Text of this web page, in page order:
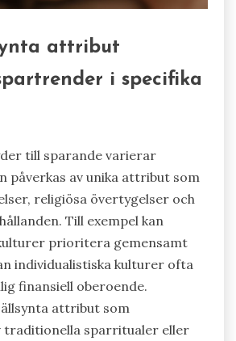
attribut
i specifika
till sparande varierar
påverkas av unika attribut som
religiösa övertygelser och
Till exempel kan
prioritera gemensamt
individualistiska kulturer ofta
finansiell oberoende.
attribut som
traditionella sparritualer eller